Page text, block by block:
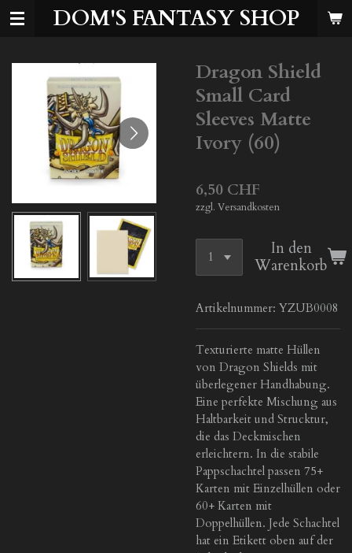
Zum
DOM'S FANTASY SHOP
Dragon Shield
Small Card
Sleeves Matte
Ivory (60)
6,50 CHF
zzgl. Versandkosten
In den
Warenkorb
Artikelnummer: YZUB0008
Texturierte matte Hüllen
von Dragon Shields mit
überlegener Handhabung.
Eine perfekte Mischung aus
Haltbarkeit und Strucktur,
die das Deckmischen
erleichtern. In die stabile
Pappschachtel passen 75+
Karten mit Einzelhüllen oder
60+ Karten mit
Doppelhüllen. Jede Schachtel
hat ein Etikett oben auf der